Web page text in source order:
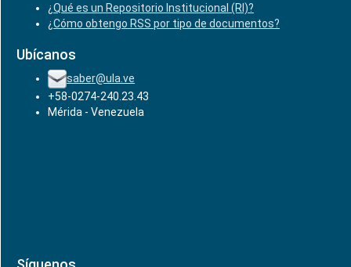
¿Qué es un Repositorio Institucional (RI)?
¿Cómo obtengo RSS por tipo de documentos?
Ubícanos
saber@ula.ve
+58-0274-240.23.43
Mérida - Venezuela